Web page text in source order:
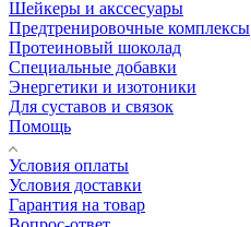
Шейкеры и акссесуары
Предтренировочные комплексы
Протеиновый шоколад
Специальные добавки
Энергетики и изотоники
Для суставов и связок
Помощь
Условия оплаты
Условия доставки
Гарантия на товар